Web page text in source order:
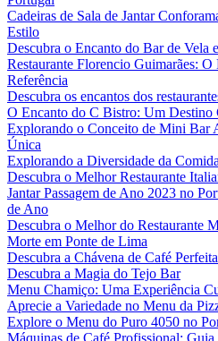
Cadeiras de Sala de Jantar
Estilo
Descubra o Encanto do Bar de Vela
Restaurante Florencio Guimarães:
Referência
Descubra os encantos dos
O Encanto do C Bistro: Um Destino
Explorando o Conceito de Mini Bar
Única
Explorando a Diversidade da
Descubra o Melhor Restaurante
Jantar Passagem de Ano 2023 no
de Ano
Descubra o Melhor do Restaurante
Morte em Ponte de Lima
Descubra a Chávena de Café
Descubra a Magia do Tejo Bar
Menu Chamiço: Uma Experiência
Aprecie a Variedade no Menu da
Explore o Menu do Puro 4050 no
Máquinas de Café Profissional: Guia